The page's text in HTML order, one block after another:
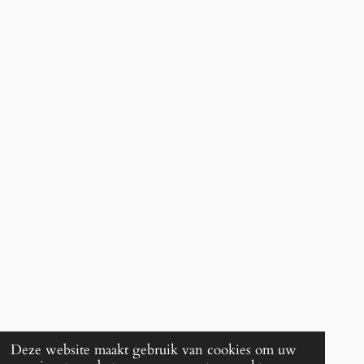
Deze website maakt gebruik van cookies om uw